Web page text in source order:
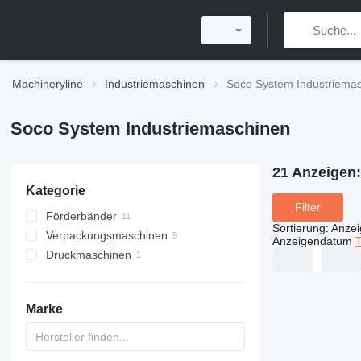
Machineryline Industriemaschinen Soco System
Soco System Industriemaschinen
Kategorie
Förderbänder
Rollenbahnen
Bandförderer
Verpackungsmaschinen
Kartonverschließer
sonstige Verpackungsmaschinen
Druckmaschinen
Marke
21 Anzeigen:
Filter
Sortierung:
Anzeigendatum